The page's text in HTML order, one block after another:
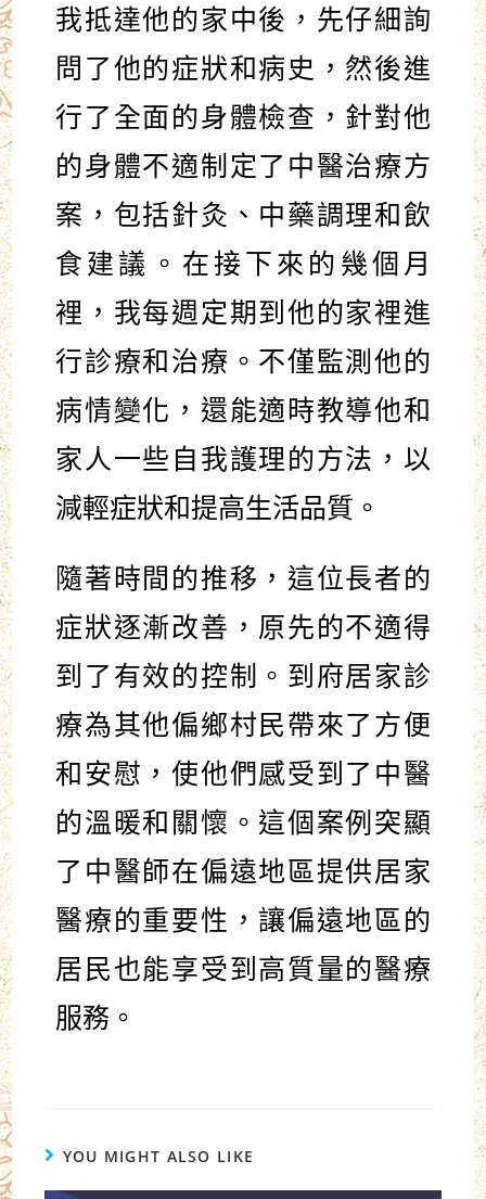
我抵達他的家中後，先仔細詢
問了他的症狀和病史，然後進
行了全面的身體檢查，針對他
的身體不適制定了中醫治療方
案，包括針灸、中藥調理和飲
食建議。在接下來的幾個月
裡，我每週定期到他的家裡進
行診療和治療。不僅監測他的
病情變化，還能適時教導他和
家人一些自我護理的方法，以
減輕症狀和提高生活品質。
隨著時間的推移，這位長者的
症狀逐漸改善，原先的不適得
到了有效的控制。到府居家診
療為其他偏鄉村民帶來了方便
和安慰，使他們感受到了中醫
的溫暖和關懷。這個案例突顯
了中醫師在偏遠地區提供居家
醫療的重要性，讓偏遠地區的
居民也能享受到高質量的醫療
服務。
YOU MIGHT ALSO LIKE